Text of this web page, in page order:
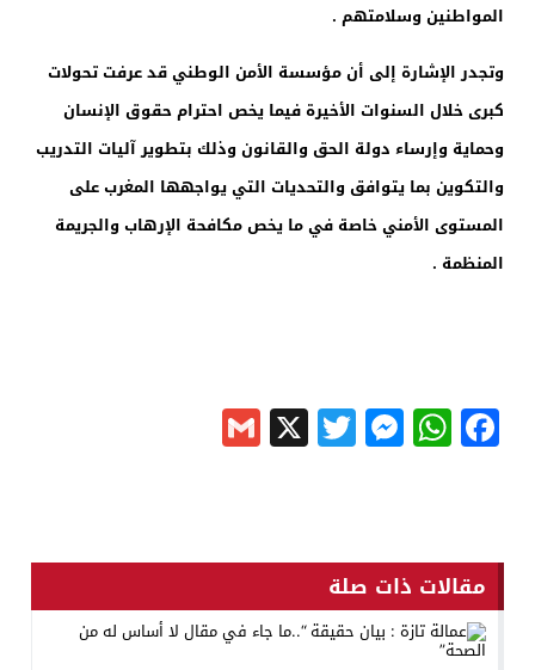
المواطنين وسلامتهم .
وتجدر الإشارة إلى أن مؤسسة الأمن الوطني قد عرفت تحولات
كبرى خلال السنوات الأخيرة فيما يخص احترام حقوق الإنسان
وحماية وإرساء دولة الحق والقانون وذلك بتطوير آليات التدريب
والتكوين بما يتوافق والتحديات التي يواجهها المغرب على
المستوى الأمني خاصة في ما يخص مكافحة الإرهاب والجريمة
المنظمة .
Facebook
WhatsApp
Messenger
Twitter
X
مقالات ذات صلة